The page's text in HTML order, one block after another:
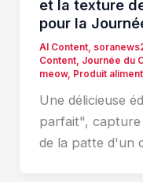
et la texture
pour la
AI Content,
Content, Journée du
meow, Produit
Une délicieuse
parfait",
de la patte d'un